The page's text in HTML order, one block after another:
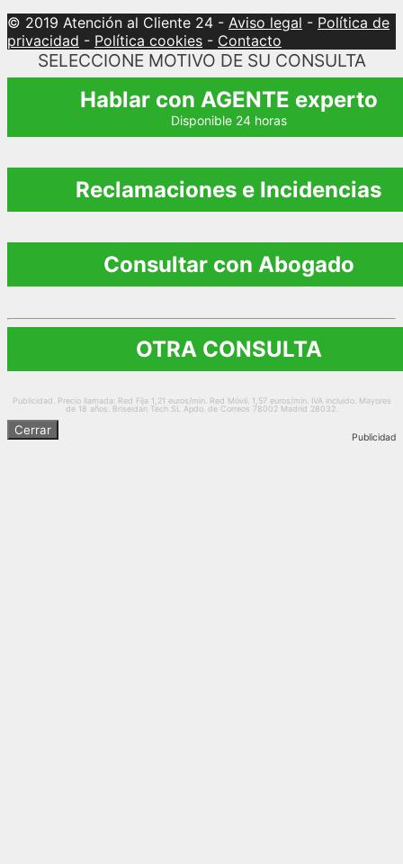
© 2019 Atención al Cliente 24 - Aviso legal - Política de
privacidad - Política cookies - Contacto
SELECCIONE MOTIVO DE SU CONSULTA
Hablar con AGENTE experto
Disponible 24 horas
Reclamaciones e Incidencias
Consultar con Abogado
OTRA CONSULTA
Publicidad. Precio llamada: Red Fija 1,21 euros/min. Red Móvil. 1,57 euros/min. IVA incluido. Mayores
de 18 años. Briseidan Tech SL Apdo. de Correos 78002 Madrid 28032.
Publicidad
Cerrar